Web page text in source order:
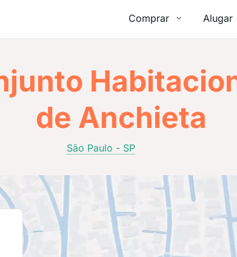
Comprar Alugar
de Anchieta
São Paulo - SP